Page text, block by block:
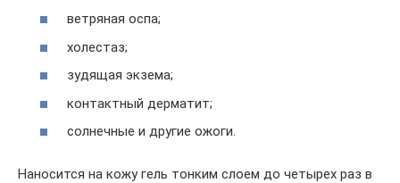
ветряная оспа;
холестаз;
зудящая экзема;
контактный дерматит;
солнечные и другие ожоги.
Наносится на кожу гель тонким слоем до четырех раз в